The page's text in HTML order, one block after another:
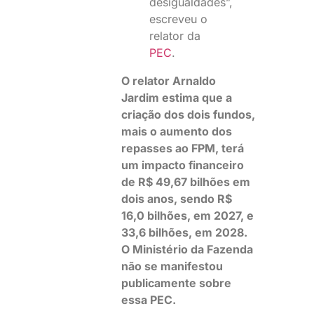
escreveu o
relator da
PEC.
O relator Arnaldo
Jardim estima que a
criação dos dois fundos,
mais o aumento dos
repasses ao FPM, terá
um impacto financeiro
de R$ 49,67 bilhões em
dois anos, sendo R$
16,0 bilhões, em 2027, e
33,6 bilhões, em 2028.
O Ministério da Fazenda
não se manifestou
publicamente sobre
essa PEC.